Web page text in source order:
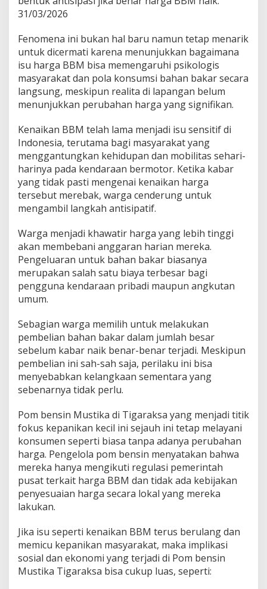
31/03/2026
Fenomena ini bukan hal baru namun tetap menarik
untuk dicermati karena menunjukkan bagaimana
isu harga BBM bisa memengaruhi psikologis
masyarakat dan pola konsumsi bahan bakar secara
langsung, meskipun realita di lapangan belum
menunjukkan perubahan harga yang signifikan.
Kenaikan BBM telah lama menjadi isu sensitif di
Indonesia, terutama bagi masyarakat yang
menggantungkan kehidupan dan mobilitas sehari-
harinya pada kendaraan bermotor. Ketika kabar
yang tidak pasti mengenai kenaikan harga
tersebut merebak, warga cenderung untuk
mengambil langkah antisipatif.
Warga menjadi khawatir harga yang lebih tinggi
akan membebani anggaran harian mereka.
Pengeluaran untuk bahan bakar biasanya
merupakan salah satu biaya terbesar bagi
pengguna kendaraan pribadi maupun angkutan
umum.
Sebagian warga memilih untuk melakukan
pembelian bahan bakar dalam jumlah besar
sebelum kabar naik benar-benar terjadi. Meskipun
pembelian ini sah-sah saja, perilaku ini bisa
menyebabkan kelangkaan sementara yang
sebenarnya tidak perlu.
Pom bensin Mustika di Tigaraksa yang menjadi titik
fokus kepanikan kecil ini sejauh ini tetap melayani
konsumen seperti biasa tanpa adanya perubahan
harga. Pengelola pom bensin menyatakan bahwa
mereka hanya mengikuti regulasi pemerintah
pusat terkait harga BBM dan tidak ada kebijakan
penyesuaian harga secara lokal yang mereka
lakukan.
Jika isu seperti kenaikan BBM terus berulang dan
memicu kepanikan masyarakat, maka implikasi
sosial dan ekonomi yang terjadi di Pom bensin
Mustika Tigaraksa bisa cukup luas, seperti: